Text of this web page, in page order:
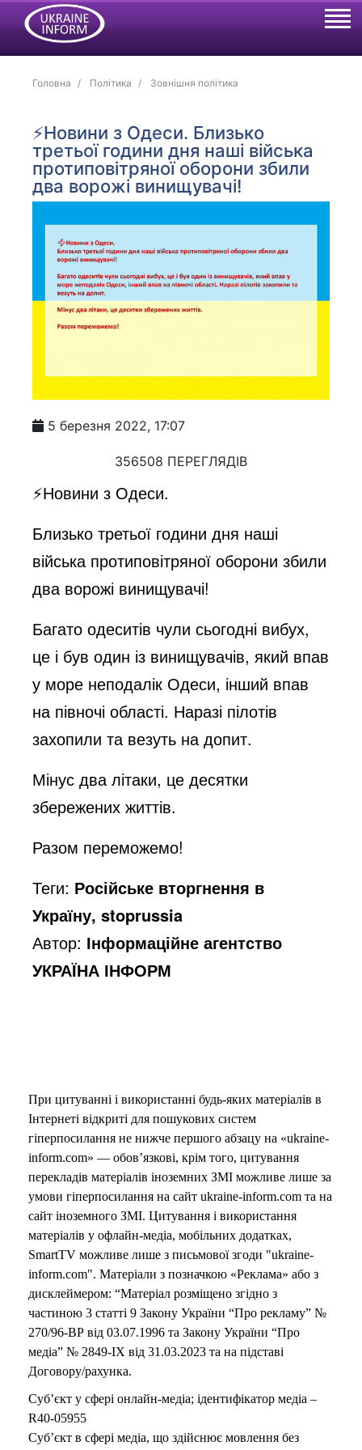
Головна Політика Зовнішня політика
⚡️Новини з Одеси. Близько
третьої години дня наші війська
протиповітряної оборони збили
два ворожі винищувачі!
5 березня 2022, 17:07
356508 ПЕРЕГЛЯДІВ
⚡️Новини з Одеси.
Близько третьої години дня наші
війська протиповітряної оборони збили
два ворожі винищувачі!
Багато одеситів чули сьогодні вибух,
це і був один із винищувачів, який впав
у море неподалік Одеси, інший впав
на півночі області. Наразі пілотів
захопили та везуть на допит.
Мінус два літаки, це десятки
збережених життів.
Разом переможемо!
Теги: Російське вторгнення в
Україну, stoprussia
Автор: Інформаційне агентство
УКРАЇНА ІНФОРМ
При цитуванні і використанні будь-яких матеріалів в
Інтернеті відкриті для пошукових систем
гіперпосилання не нижче першого абзацу на «ukraine-
inform.com» — обов’язкові, крім того, цитування
перекладів матеріалів іноземних ЗМІ можливе лише за
умови гіперпосилання на сайт ukraine-inform.com та на
сайт іноземного ЗМІ. Цитування і використання
матеріалів у офлайн-медіа, мобільних додатках,
SmartTV можливе лише з письмової згоди "ukraine-
inform.com". Матеріали з позначкою «Реклама» або з
дисклеймером: “Матеріал розміщено згідно з
частиною 3 статті 9 Закону України “Про рекламу” №
270/96-ВР від 03.07.1996 та Закону України “Про
медіа” № 2849-IX від 31.03.2023 та на підставі
Договору/рахунка.
Суб’єкт у сфері онлайн-медіа; ідентифікатор медіа –
R40-05955
Суб’єкт в сфері медіа, що здійснює мовлення без